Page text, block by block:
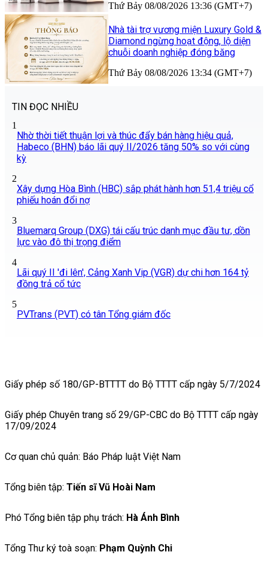
Thứ Bảy 08/08/2026 13:36 (GMT+7)
Nhà tài trợ vương miện Luxury Gold &
Diamond ngừng hoạt động, lộ diện
chuỗi doanh nghiệp đóng băng
Thứ Bảy 08/08/2026 13:34 (GMT+7)
TIN ĐỌC NHIỀU
1
Nhờ thời tiết thuận lợi và thúc đẩy bán hàng hiệu quả,
Habeco (BHN) báo lãi quý II/2026 tăng 50% so với cùng
kỳ
2
Xây dựng Hòa Bình (HBC) sắp phát hành hơn 51,4 triệu cổ
phiếu hoán đổi nợ
3
Bluemarq Group (DXG) tái cấu trúc danh mục đầu tư, dồn
lực vào đô thị trọng điểm
4
Lãi quý II 'đi lên', Cảng Xanh Vip (VGR) dự chi hơn 164 tỷ
đồng trả cổ tức
5
PVTrans (PVT) có tân Tổng giám đốc
Giấy phép số 180/GP-BTTTT do Bộ TTTT cấp ngày 5/7/2024
Giấy phép Chuyên trang số 29/GP-CBC do Bộ TTTT cấp ngày
17/09/2024
Cơ quan chủ quản: Báo Pháp luật Việt Nam
Tổng biên tập: Tiến sĩ Vũ Hoài Nam
Phó Tổng biên tập phụ trách: Hà Ánh Bình
Tổng Thư ký toà soạn: Phạm Quỳnh Chi